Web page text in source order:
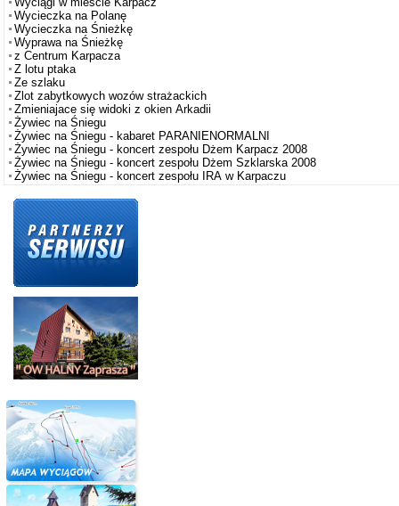
Wycieczka na Polanę
Wycieczka na Śnieżkę
Wyprawa na Śnieżkę
z Centrum Karpacza
Z lotu ptaka
Ze szlaku
Zlot zabytkowych wozów strażackich
Zmieniajace się widoki z okien Arkadii
Żywiec na Śniegu
Żywiec na Śniegu - kabaret PARANIENORMALNI
Żywiec na Śniegu - koncert zespołu Dżem Karpacz 2008
Żywiec na Śniegu - koncert zespołu Dżem Szklarska 2008
Żywiec na Śniegu - koncert zespołu IRA w Karpaczu